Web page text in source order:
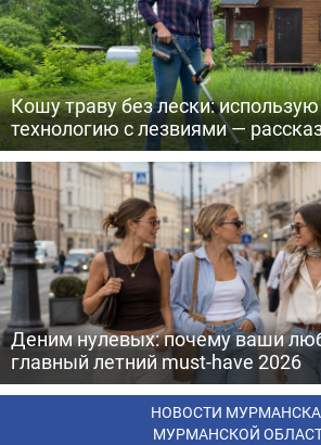
Кошу траву без лески:
технологию с лезвиями —
Деним нулевых: почему ваши
главный летний must-have 2026
НОВОСТИ
МУРМАНСКОЙ